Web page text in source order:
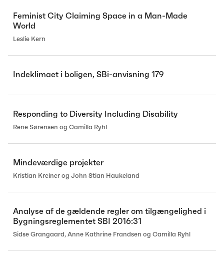
Feminist City Claiming Space in a Man-Made
World
Leslie Kern
Indeklimaet i boligen, SBi-anvisning 179
Responding to Diversity Including Disability
Rene Sørensen og Camilla Ryhl
Mindeværdige projekter
Kristian Kreiner og John Stian Haukeland
Analyse af de gældende regler om tilgængelighed i
Bygningsreglementet SBI 2016:31
Sidse Grangaard, Anne Kathrine Frandsen og Camilla Ryhl